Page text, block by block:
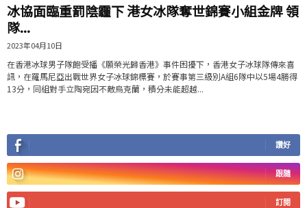
冰協面臨重罰陰霾下 港女冰隊奪世錦賽小組金牌 領
隊...
2023年04月10日
在香港冰球男子隊飽受播《願榮光歸香港》事件困擾下，香港女子冰球隊傳來喜
訊，在羅馬尼亞出戰世界女子冰球錦標賽，於賽事第三級別A組6隊中以5場4勝得
13分，同組對手立陶宛因不敵烏克蘭，積分未能超越...
讚好
跟隨
訂閱